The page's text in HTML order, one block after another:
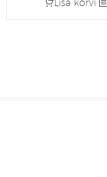
Lisa korvi